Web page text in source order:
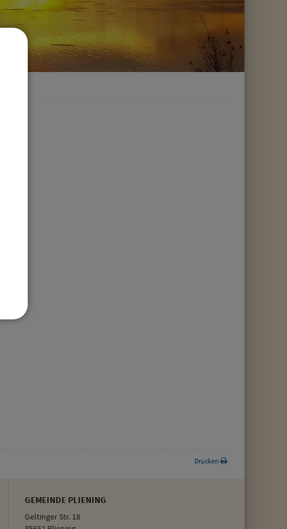
Drucken
GEMEINDE PLIENING
Geltinger Str. 18